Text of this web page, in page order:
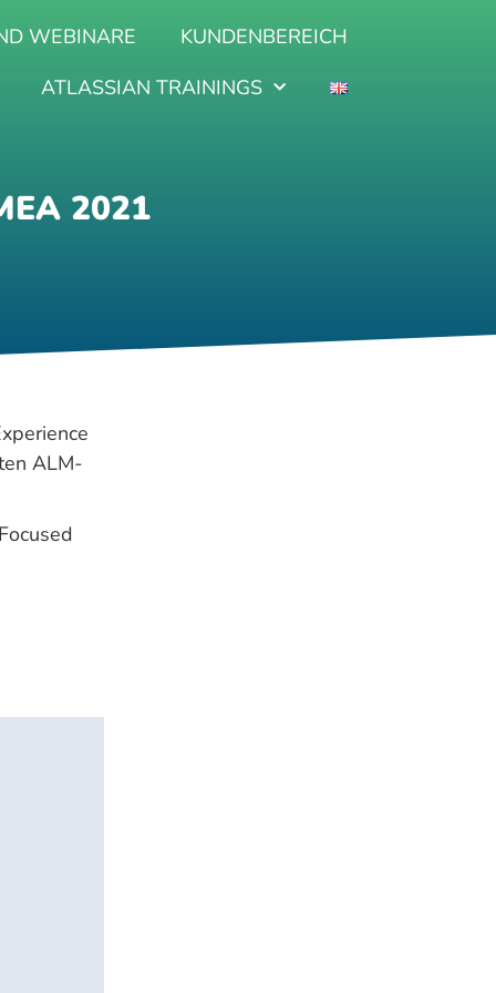
WEBINARE
KUNDENBEREICH
ATLASSIAN TRAININGS
2021
ALM-